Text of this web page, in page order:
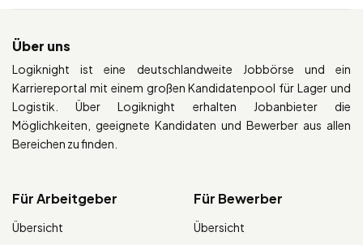
Über uns
Logiknight ist eine deutschlandweite Jobbörse und ein
Karriereportal mit einem großen Kandidatenpool für Lager und
Logistik. Über Logiknight erhalten Jobanbieter die
Möglichkeiten, geeignete Kandidaten und Bewerber aus allen
Bereichen zu finden.
Für Arbeitgeber
Übersicht
Für Bewerber
Übersicht